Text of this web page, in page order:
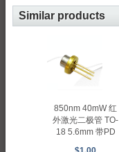
Similar products
850nm 40mW 红
外激光二极管 TO-
18 5.6mm 带PD